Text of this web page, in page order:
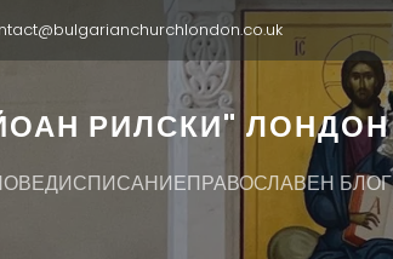
РИЛСКИ" ЛОНДОН
СПИСАНИЕПРАВОСЛАВЕН БЛОГ